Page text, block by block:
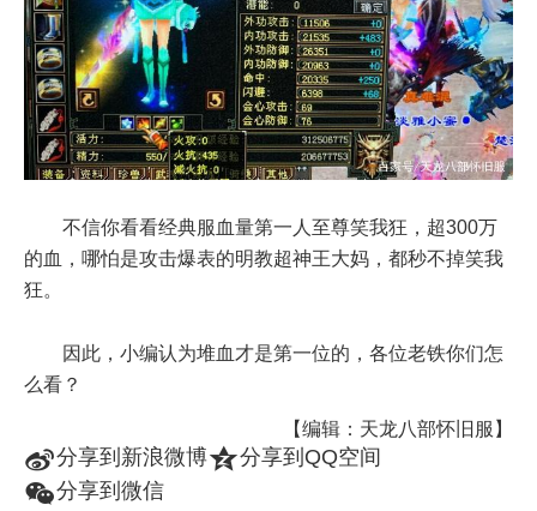
不信你看看经典服血量第一人至尊笑我狂，超300万
的血，哪怕是攻击爆表的明教超神王大妈，都秒不掉笑我
狂。
因此，小编认为堆血才是第一位的，各位老铁你们怎
么看？
【编辑：天龙八部怀旧服】
t分享到新浪微博z分享到QQ空间
w分享到微信